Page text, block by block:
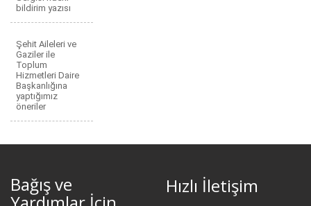
bildirim yazısı
Şehit Aileleri ve
Gaziler ile
Toplum
Hizmetleri Daire
Başkanlığına
yaptığımız
öneriler
Bağış ve Hızlı İletişim